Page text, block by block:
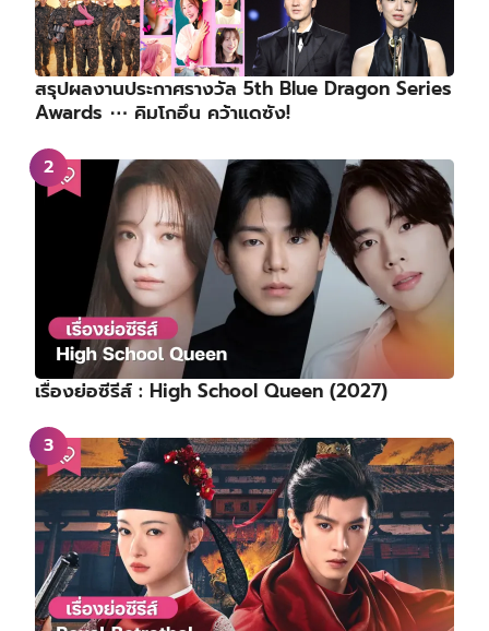
สรุปผลงานประกาศรางวัล 5th Blue Dragon Series
Awards ⋯ คิมโกอึน คว้าแดซัง!
เรื่องย่อซีรีส์ : High School Queen (2027)